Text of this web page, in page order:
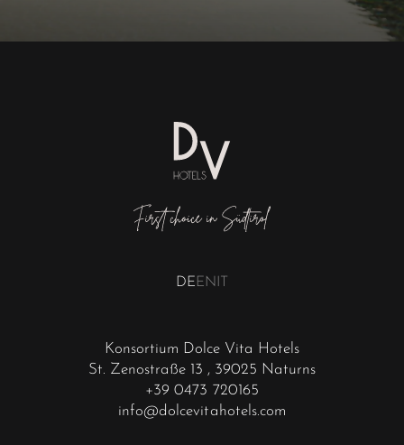
Konsortium Dolce Vita Hotels
St. Zenostraße 13 , 39025 Naturns
+39 0473 720165
info@dolcevitahotels.com
DEEN IT